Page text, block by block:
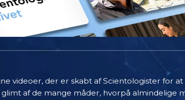
videoer, der er skabt af Scientologister for
af de mange måder, hvorpå almindelige